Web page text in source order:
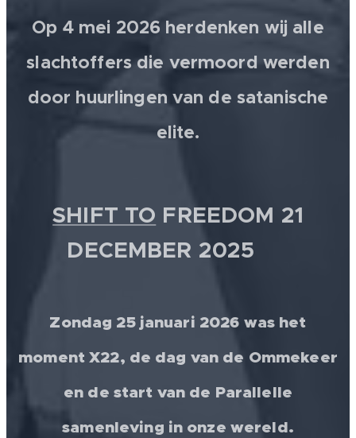
Op 4 mei 2026 herdenken wij alle
slachtoffers die vermoord werden
door huurlingen van de satanische
elite.
SHIFT TO FREEDOM 21
DECEMBER 2025 💫
Zondag 25 januari 2026 was het
moment X22, de dag van de Ommekeer
en de start van de Parallelle
samenleving in onze wereld.